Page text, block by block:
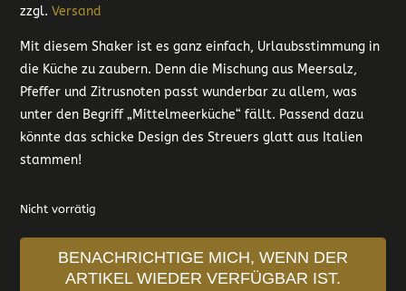
zzgl.Versand
Mit diesem Shaker ist es ganz einfach, Urlaubsstimmung in
die Küche zu zaubern. Denn die Mischung aus Meersalz,
Pfeffer und Zitrusnoten passt wunderbar zu allem, was
unter den Begriff „Mittelmeerküche“ fällt. Passend dazu
könnte das schicke Design des Streuers glatt aus Italien
stammen!
Nicht vorrätig
BENACHRICHTIGE MICH, WENN DER
ARTIKEL WIEDER VERFÜGBAR IST.